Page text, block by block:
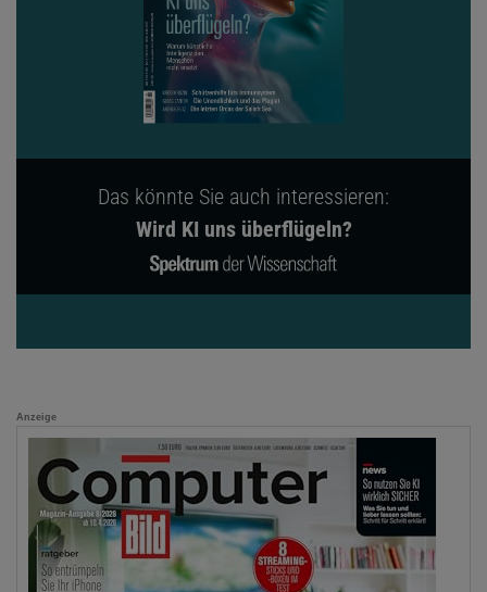
Das könnte Sie auch interessieren:
Wird KI uns überflügeln?
Anzeige